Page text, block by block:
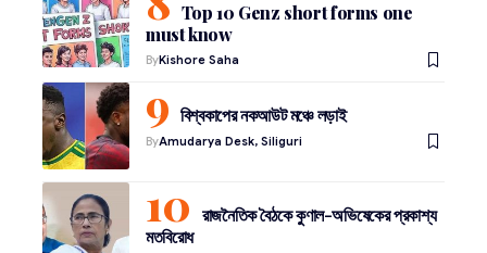
Top 10 Genz short forms one
must know
ByKishore Saha
বিশ্বকাপের নকআউট মঞ্চে লড়াই
ByAmudarya Desk, Siliguri
রাজনৈতিক বৈঠকে কুণাল-অভিষেকের প্রকাশ্য
মতবিরোধ